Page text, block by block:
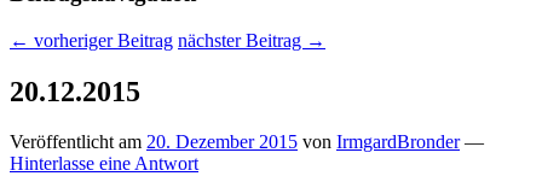
← vorheriger Beitrag nächster Beitrag →
20.12.2015
Veröffentlicht am 20. Dezember 2015 von IrmgardBronder —
Hinterlasse eine Antwort